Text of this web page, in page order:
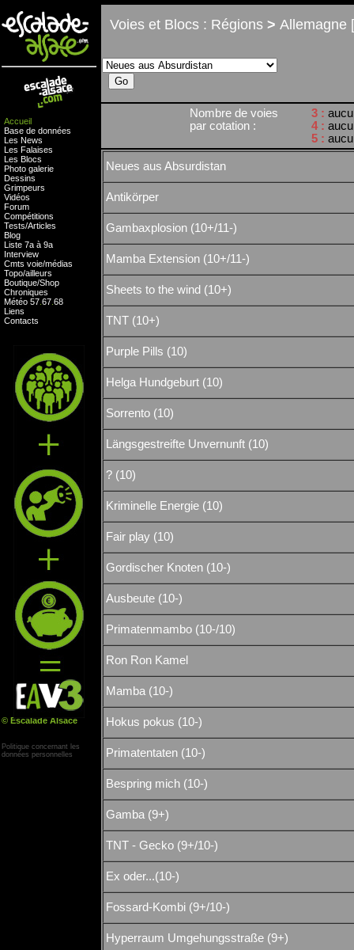
Accueil
Base de données
Les News
Les Falaises
Les Blocs
Photo galerie
Dessins
Grimpeurs
Vidéos
Forum
Compétitions
Tests/Articles
Blog
Liste 7a à 9a
Interview
Cmts voie/médias
Topo/ailleurs
Boutique/Shop
Chroniques
Météo 57 67 68
Liens
Contacts
© Escalade Alsace
Politique concernant les
données personnelles
Voies et Blocs : Régions > Allemagne
Nombre de voies
par cotation :
3 :
4 :
5 :
Neues aus Absurdistan
Antikörper
Gambaxplosion (10+/11-)
Mamba Extension (10+/11-)
Sheets to the wind (10+)
TNT (10+)
Purple Pills (10)
Helga Hundgeburt (10)
Sorrento (10)
Längsgestreifte Unvernunft (10)
? (10)
Kriminelle Energie (10)
Fair play (10)
Gordischer Knoten (10-)
Ausbeute (10-)
Primatenmambo (10-/10)
Ron Ron Kamel
Mamba (10-)
Hokus pokus (10-)
Primatentaten (10-)
Bespring mich (10-)
Gamba (9+)
TNT - Gecko (9+/10-)
Ex oder...(10-)
Fossard-Kombi (9+/10-)
Hyperraum Umgehungsstraße (9+)